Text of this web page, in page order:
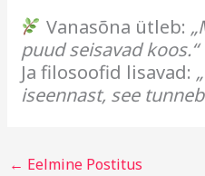
Vanasõna ütleb:
puud seisavad koos.“
Ja filosoofid lisavad:
iseennast, see
← Eelmine Postitus